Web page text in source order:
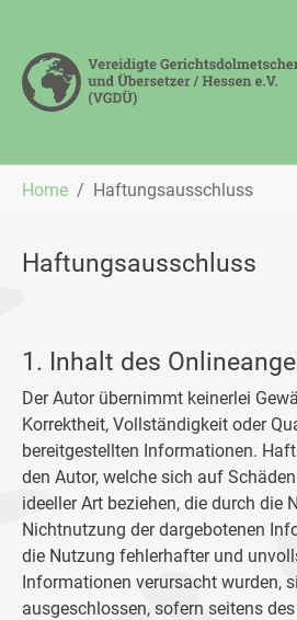
Home Haftungsausschluss
Haftungsausschluss
1. Inhalt des
Der Autor übernimmt keinerlei
Korrektheit, Vollständigkeit oder
bereitgestellten Informationen.
den Autor, welche sich auf
ideeller Art beziehen, die durch die
Nichtnutzung der dargebotenen
die Nutzung fehlerhafter und
Informationen verursacht wurden,
ausgeschlossen, sofern seitens